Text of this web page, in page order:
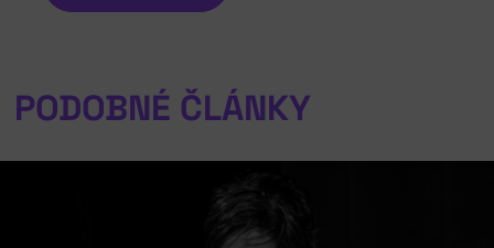
PODOBNÉ ČLÁNKY